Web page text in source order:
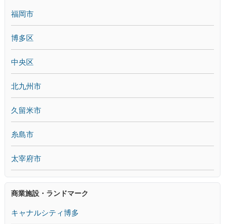
福岡市
博多区
中央区
北九州市
久留米市
糸島市
太宰府市
商業施設・ランドマーク
キャナルシティ博多